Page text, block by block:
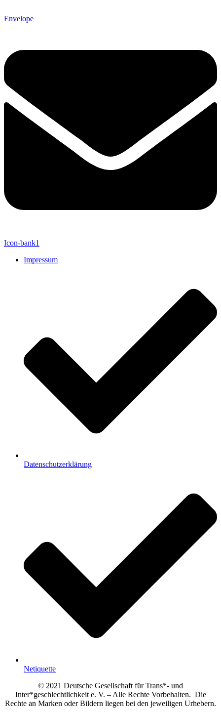
Envelope
Icon-bank1
Impressum
Datenschutzerklärung
Netiquette
© 2021 Deutsche Gesellschaft für Trans*- und
Inter*geschlechtlichkeit e. V. – Alle Rechte Vorbehalten. Die
Rechte an Marken oder Bildern liegen bei den jeweiligen Urhebern.